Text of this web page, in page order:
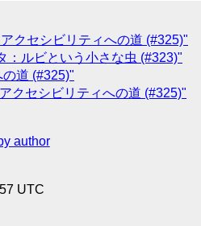
クセシビリティへの道 (#325)"
：ルビという小さな虫 (#323)"
道 (#325)"
クセシビリティへの道 (#325)"
author
UTC